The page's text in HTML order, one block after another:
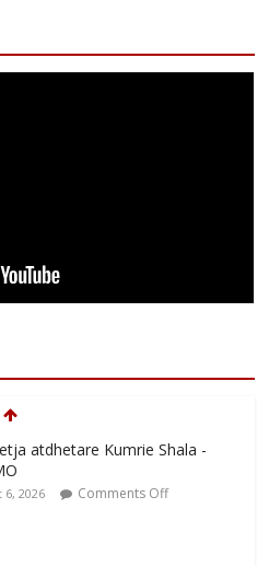
Ajazi e nderuar
2026